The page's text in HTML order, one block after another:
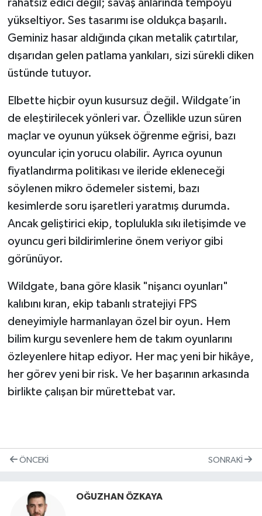
rahatsız edici değil; savaş anlarında tempoyu
yükseltiyor. Ses tasarımı ise oldukça başarılı.
Geminiz hasar aldığında çıkan metalik çatırtılar,
dışarıdan gelen patlama yankıları, sizi sürekli diken
üstünde tutuyor.
Elbette hiçbir oyun kusursuz değil. Wildgate’in
de eleştirilecek yönleri var. Özellikle uzun süren
maçlar ve oyunun yüksek öğrenme eğrisi, bazı
oyuncular için yorucu olabilir. Ayrıca oyunun
fiyatlandırma politikası ve ileride ekleneceği
söylenen mikro ödemeler sistemi, bazı
kesimlerde soru işaretleri yaratmış durumda.
Ancak geliştirici ekip, toplulukla sıkı iletişimde ve
oyuncu geri bildirimlerine önem veriyor gibi
görünüyor.
Wildgate, bana göre klasik "nişancı oyunları"
kalıbını kıran, ekip tabanlı stratejiyi FPS
deneyimiyle harmanlayan özel bir oyun. Hem
bilim kurgu sevenlere hem de takım oyunlarını
özleyenlere hitap ediyor. Her maç yeni bir hikâye,
her görev yeni bir risk. Ve her başarının arkasında
birlikte çalışan bir mürettebat var.
ÖNCEKI SONRAKI
OĞUZHAN ÖZKAYA